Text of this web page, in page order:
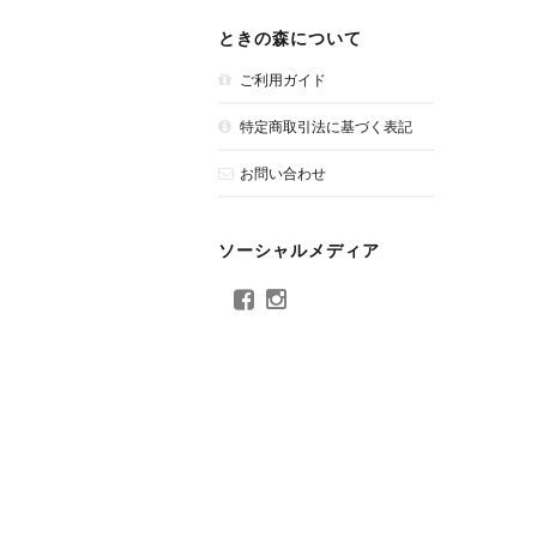
ときの森について
ご利用ガイド
特定商取引法に基づく表記
お問い合わせ
ソーシャルメディア